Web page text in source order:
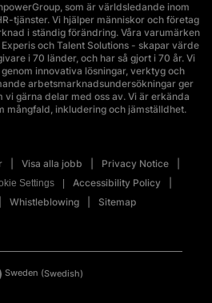
som är världsledande inom
tjänster. Vi hjälper människor och företag
i ständig förändring. Våra varumärken
och Talent Solutions - skapar värde
i 70 länder, och har så gjort i 70 år. Vi
innovativa lösningar, verktyg och
arbetsmarknadsundersökningar ger
vi gärna delar med oss av. Vi är erkända
mångfald, inkludering och jämställdhet.
Visa alla jobb
Privacy Notice
Settings
Accessibility Policy
Whistleblowing Sitemap
Sweden (Swedish)